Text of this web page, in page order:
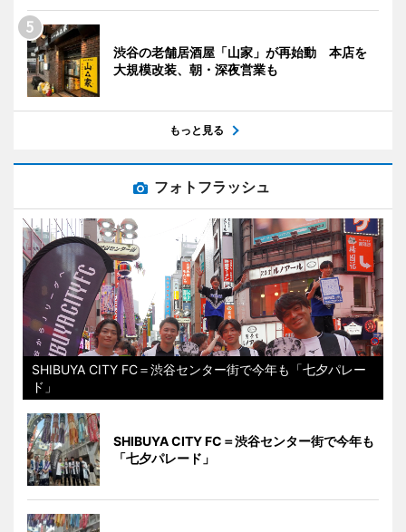
渋谷の老舗居酒屋「山家」が再始動 本店を
大規模改装、朝・深夜営業も
もっと見る
フォトフラッシュ
SHIBUYA CITY FC＝渋谷センター街で今年も「七夕パレー
ド」
SHIBUYA CITY FC＝渋谷センター街で今年も
「七夕パレード」